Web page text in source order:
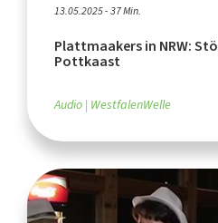
13.05.2025 - 37 Min.
Plattmaakers in NRW:
Pottkaast
Audio WestfalenWelle